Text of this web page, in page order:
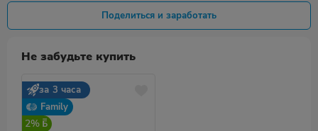
Поделиться и заработать
Не забудьте купить
за 3 часа
Family
2%